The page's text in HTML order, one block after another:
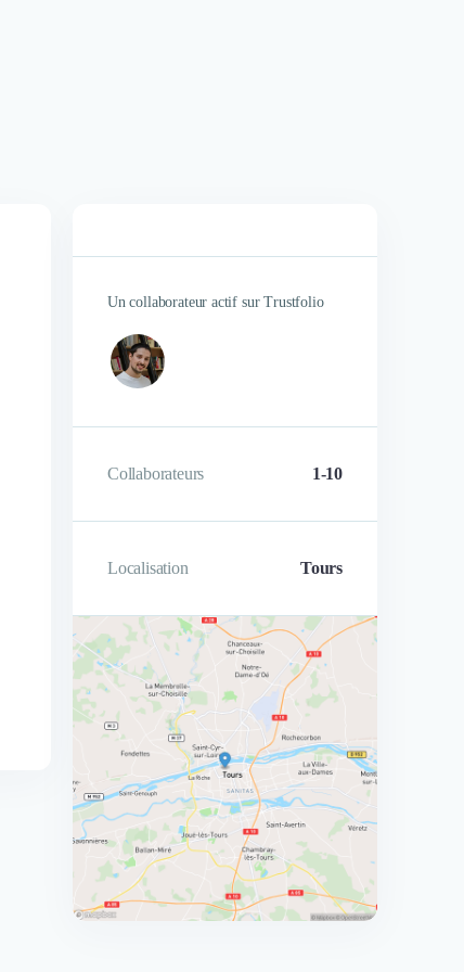
Un collaborateur actif sur Trustfolio
Collaborateurs 1-10
Localisation Tours